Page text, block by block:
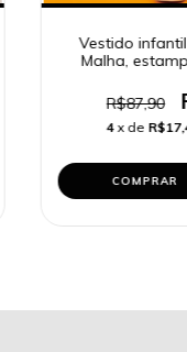
Vestido
Malha,
R$87,90
4 x de
COMPRAR